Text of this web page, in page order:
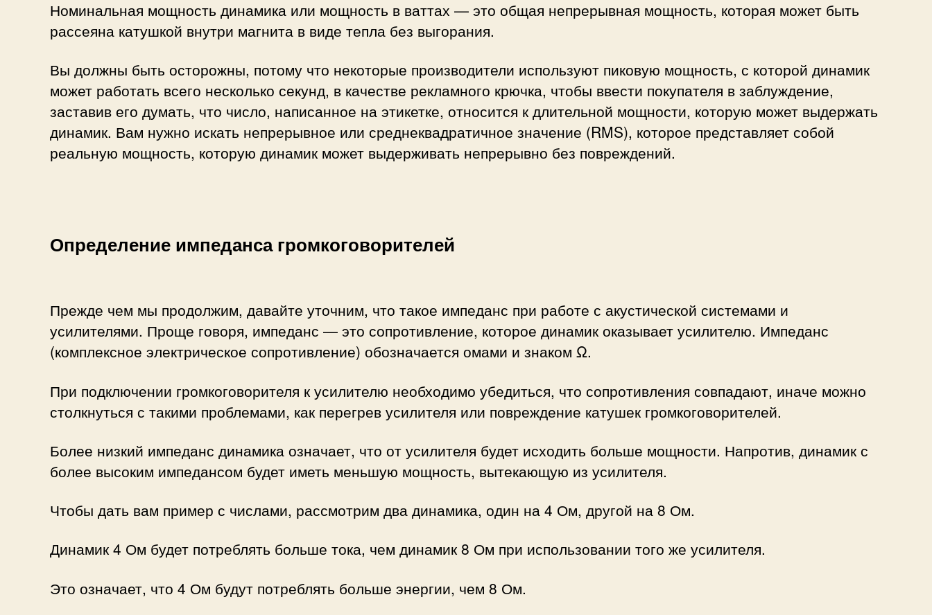
Номинальная мощность динамика или мощность в ваттах — это общая непрерывная мощность, которая может быть
рассеяна катушкой внутри магнита в виде тепла без выгорания.
Вы должны быть осторожны, потому что некоторые производители используют пиковую мощность, с которой динамик
может работать всего несколько секунд, в качестве рекламного крючка, чтобы ввести покупателя в заблуждение,
заставив его думать, что число, написанное на этикетке, относится к длительной мощности, которую может выдержать
динамик. Вам нужно искать непрерывное или среднеквадратичное значение (RMS), которое представляет собой
реальную мощность, которую динамик может выдерживать непрерывно без повреждений.
Определение импеданса громкоговорителей
Прежде чем мы продолжим, давайте уточним, что такое импеданс при работе с акустической системами и
усилителями. Проще говоря, импеданс — это сопротивление, которое динамик оказывает усилителю. Импеданс
(комплексное электрическое сопротивление) обозначается омами и знаком Ω.
При подключении громкоговорителя к усилителю необходимо убедиться, что сопротивления совпадают, иначе можно
столкнуться с такими проблемами, как перегрев усилителя или повреждение катушек громкоговорителей.
Более низкий импеданс динамика означает, что от усилителя будет исходить больше мощности. Напротив, динамик с
более высоким импедансом будет иметь меньшую мощность, вытекающую из усилителя.
Чтобы дать вам пример с числами, рассмотрим два динамика, один на 4 Ом, другой на 8 Ом.
Динамик 4 Ом будет потреблять больше тока, чем динамик 8 Ом при использовании того же усилителя.
Это означает, что 4 Ом будут потреблять больше энергии, чем 8 Ом.